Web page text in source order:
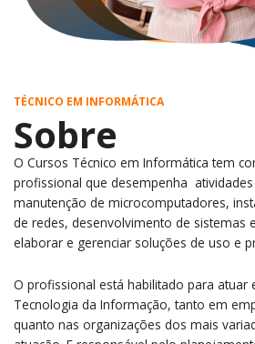
TÉCNICO EM INFORMÁTICA
Sobre
O Cursos Técnico em Informática tem
profissional que desempenha
manutenção de microcomputadores,
de redes, desenvolvimento de sistemas
elaborar e gerenciar soluções de uso e
O profissional está habilitado para atuar
Tecnologia da Informação, tanto em
quanto nas organizações dos mais